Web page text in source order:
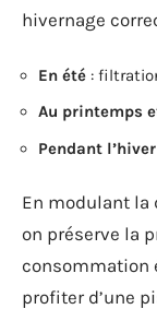
hivernage
En été :
Au printemps
Pendant l’hiver
En modulant la
on préserve la
consommation
profiter d’une